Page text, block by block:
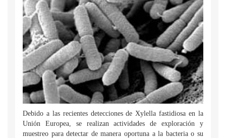
Debido a las recientes detecciones de Xylella fastidiosa en la
Unión Europea, se realizan actividades de exploración y
muestreo para detectar de manera oportuna a la bacteria o su